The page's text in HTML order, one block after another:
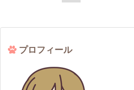
プロフィール